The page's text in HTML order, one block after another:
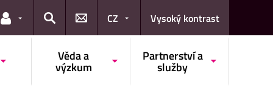
Odkazy pro uživatele
Hledat
CZ Vysoký kontrast
Věda a
výzkum
Partnerství a
služby